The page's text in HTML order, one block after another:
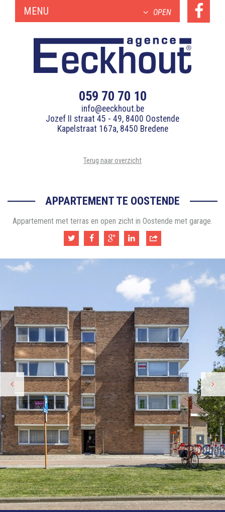
MENU OPEN
059 70 70 10
info@eeckhout.be
Jozef II straat 45 - 49, 8400 Oostende
Kapelstraat 167a, 8450 Bredene
Terug naar overzicht
APPARTEMENT TE OOSTENDE
Appartement met terras en open zicht in Oostende met garage.